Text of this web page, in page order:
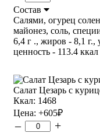
Состав
Салями, огурец
майонез, соль,
6,4 г ., жиров - 8,1 г.,
ценность - 113.4 ккал
Салат Цезарь с
Ккал: 1468
Цена: +605₽
– +